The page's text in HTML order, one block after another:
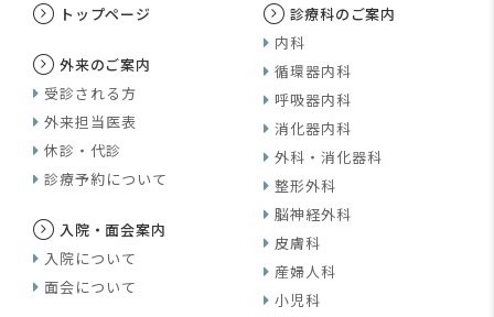
トップページ
外来のご案内
受診される方
外来担当医表
休診・代診
診療予約について
入院・面会案内
入院について
面会について
診療科のご案内
内科
循環器内科
呼吸器内科
消化器内科
外科・消化器科
整形外科
脳神経外科
皮膚科
産婦人科
小児科